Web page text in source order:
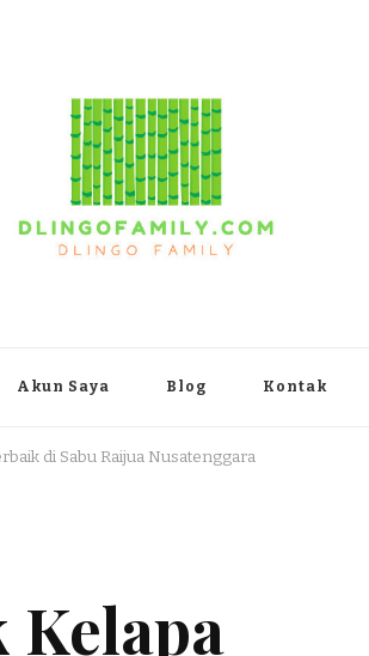
Akun Saya Blog Kontak
di Sabu Raijua Nusatenggara